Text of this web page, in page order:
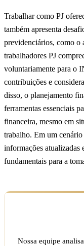
Trabalhar como PJ
também apresenta
previdenciários, como o
trabalhadores PJ
voluntariamente para o
contribuições e
disso, o planejamento
ferramentas essenciais
financeira, mesmo em
trabalho. Em um
informações atualizadas
fundamentais para a
Nossa equipe